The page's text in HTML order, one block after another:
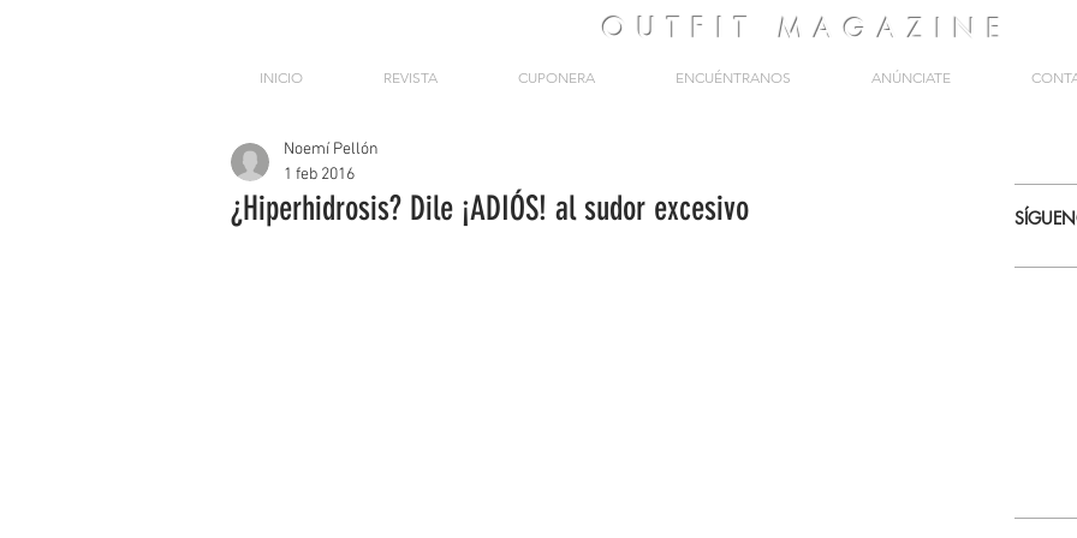
OUTFIT MAGAZINE
INICIO REVISTA CUPONERA ENCUÉNTRANOS ANÚNCIATE
¿Hiperhidrosis? Dile ¡ADIÓS! al sudor excesivo
Noemí Pellón
1 feb 2016